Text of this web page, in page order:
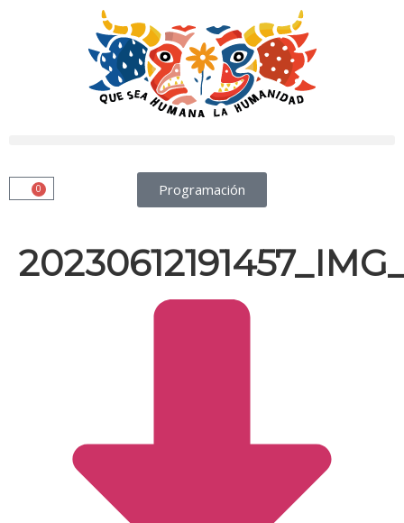
Programación
0